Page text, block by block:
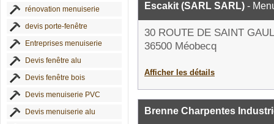
rénovation menuiserie
devis porte-fenêtre
Entreprises menuiserie
Devis fenêtre alu
Devis fenêtre bois
Devis menuiserie PVC
Devis menuiserie alu
Escakit (SARL SARL) -
30 ROUTE DE SAINT
36500 Méobecq
Afficher les détails
Brenne Charpentes